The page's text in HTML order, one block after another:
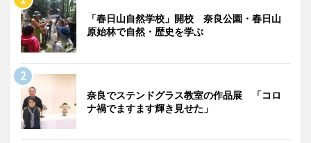
「春日山自然学校」開校 奈良公園・春日山
原始林で自然・歴史を学ぶ
奈良でステンドグラス教室の作品展 「コロ
ナ禍でますます輝き見せた」